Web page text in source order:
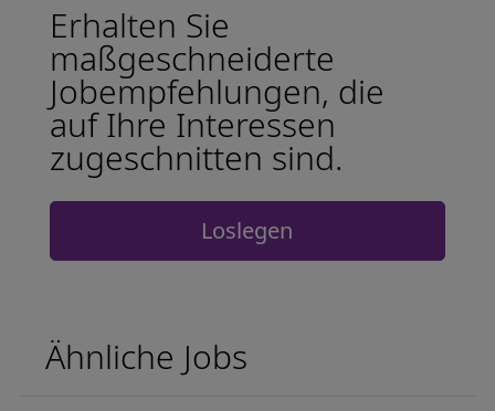
Erhalten Sie
maßgeschneiderte
Jobempfehlungen, die
auf Ihre Interessen
zugeschnitten sind.
Loslegen
Ähnliche Jobs